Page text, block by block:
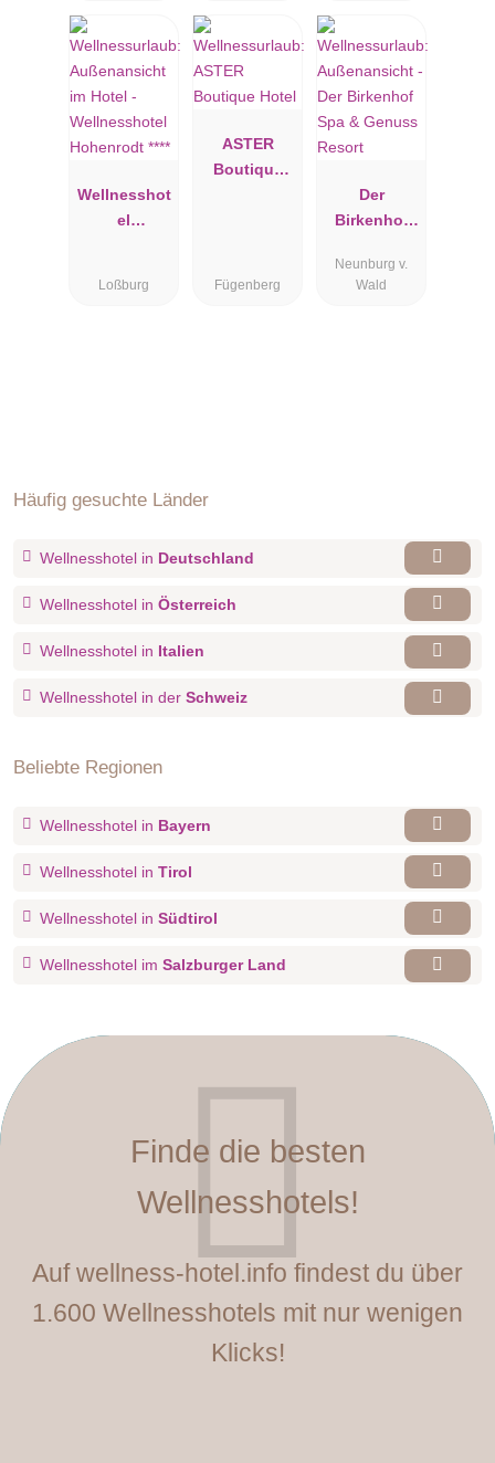
Wellnesshot
el
Loßburg
ASTER
Boutique
Fügenberg
Der
Birkenhof
Genuss
Neunburg v.
Wald
Häufig gesuchte Länder
Wellnesshotel in Deutschland
Wellnesshotel in Österreich
Wellnesshotel in Italien
Wellnesshotel in der Schweiz
Beliebte Regionen
Wellnesshotel in Bayern
Wellnesshotel in Tirol
Wellnesshotel in Südtirol
Wellnesshotel im Salzburger Land
Finde die besten
Wellnesshotels!
Auf wellness-hotel.info findest du über
1.600 Wellnesshotels mit nur wenigen
Klicks!